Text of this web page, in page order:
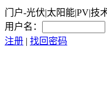
门户-光伏|太阳能|PV|技
用户名：
注册 | 找回密码